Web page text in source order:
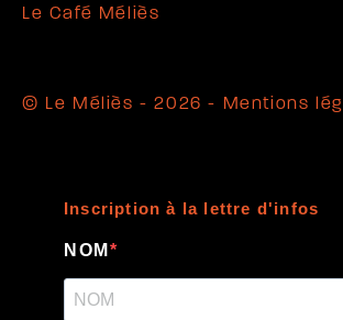
Le Café Méliès
© Le Méliès - 2026 - Mentions
Inscription à la lettre d'infos
NOM